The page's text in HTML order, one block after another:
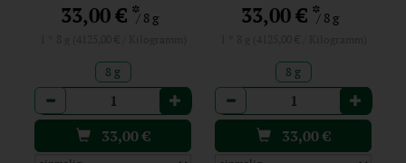
33,00 €*/ 8 g
8 g
Anzahl
33,00€
33,00 €*/ 8 g
8 g
Anzahl
33,00€